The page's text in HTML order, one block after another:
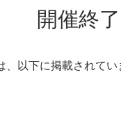
開催終
以下に掲載されてい